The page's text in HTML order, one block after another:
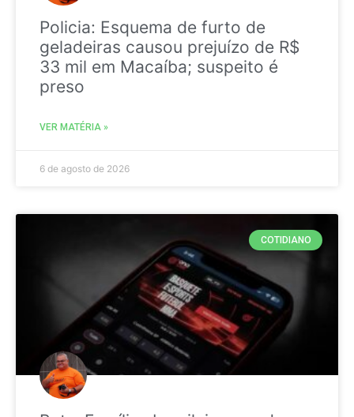
Policia: Esquema de furto de
geladeiras causou prejuízo de R$
33 mil em Macaíba; suspeito é
preso
VER MATÉRIA »
6 de agosto de 2026
COTIDIANO